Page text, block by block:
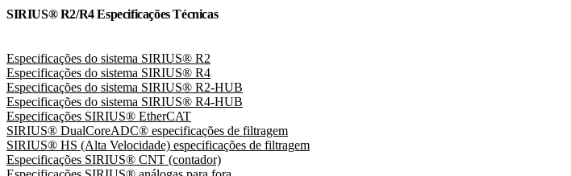
SIRIUS® R2/R4 Especificações Técnicas
Especificações do sistema SIRIUS® R2
Especificações do sistema SIRIUS® R4
Especificações do sistema SIRIUS® R2-HUB
Especificações do sistema SIRIUS® R4-HUB
Especificações SIRIUS® EtherCAT
SIRIUS® DualCoreADC® especificações de filtragem
SIRIUS® HS (Alta Velocidade) especificações de filtragem
Especificações SIRIUS® CNT (contador)